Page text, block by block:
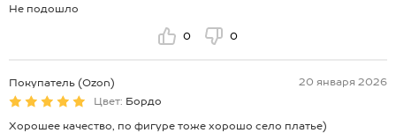
Не подошло
0 0
Покупатель (Ozon)
20 января 2026
Цвет: Бордо
Хорошее качество, по фигуре тоже хорошо село платье)